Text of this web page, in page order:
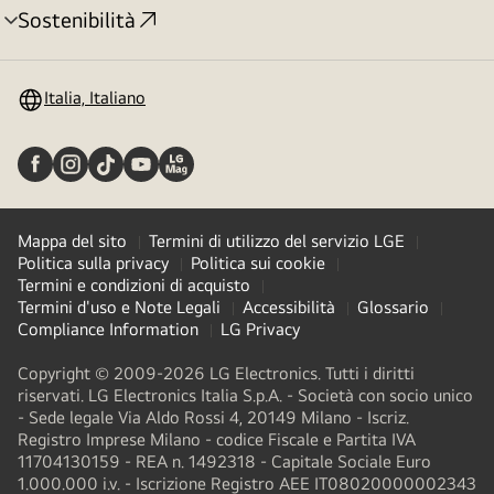
Sostenibilità
Attivazione
Italia, Italiano
Mappa del sito
Termini di utilizzo del servizio LGE
Politica sulla privacy
Politica sui cookie
Termini e condizioni di acquisto
Termini d'uso e Note Legali
Accessibilità
Glossario
Compliance Information
LG Privacy
Copyright © 2009-2026 LG Electronics. Tutti i diritti
riservati. LG Electronics Italia S.p.A. - Società con socio unico
- Sede legale Via Aldo Rossi 4, 20149 Milano - Iscriz.
Registro Imprese Milano - codice Fiscale e Partita IVA
11704130159 - REA n. 1492318 - Capitale Sociale Euro
1.000.000 i.v. - Iscrizione Registro AEE IT08020000002343​